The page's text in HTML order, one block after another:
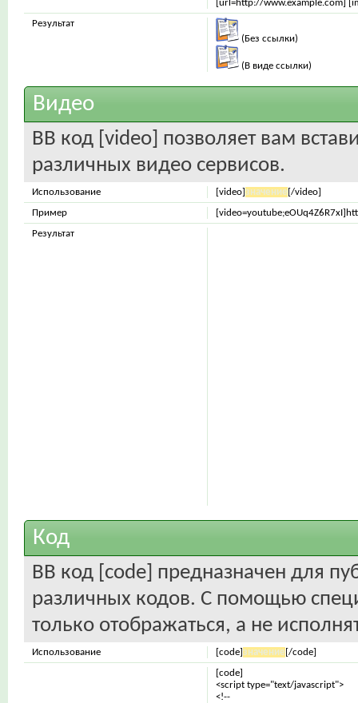
[url=http://www.example.com]
(Без ссылки)
(В виде ссылки)
Результат
Видео
BB код [video] позволяет вам
различных видео сервисов.
[video]значение [/video]
Использование
Пример
Результат
Код
BB код [code] предназначен для
различных кодов. С помощью
только отображаться, а не
[code]значение [/code]
Использование
[code]
<script type="text/javascript">
<!--